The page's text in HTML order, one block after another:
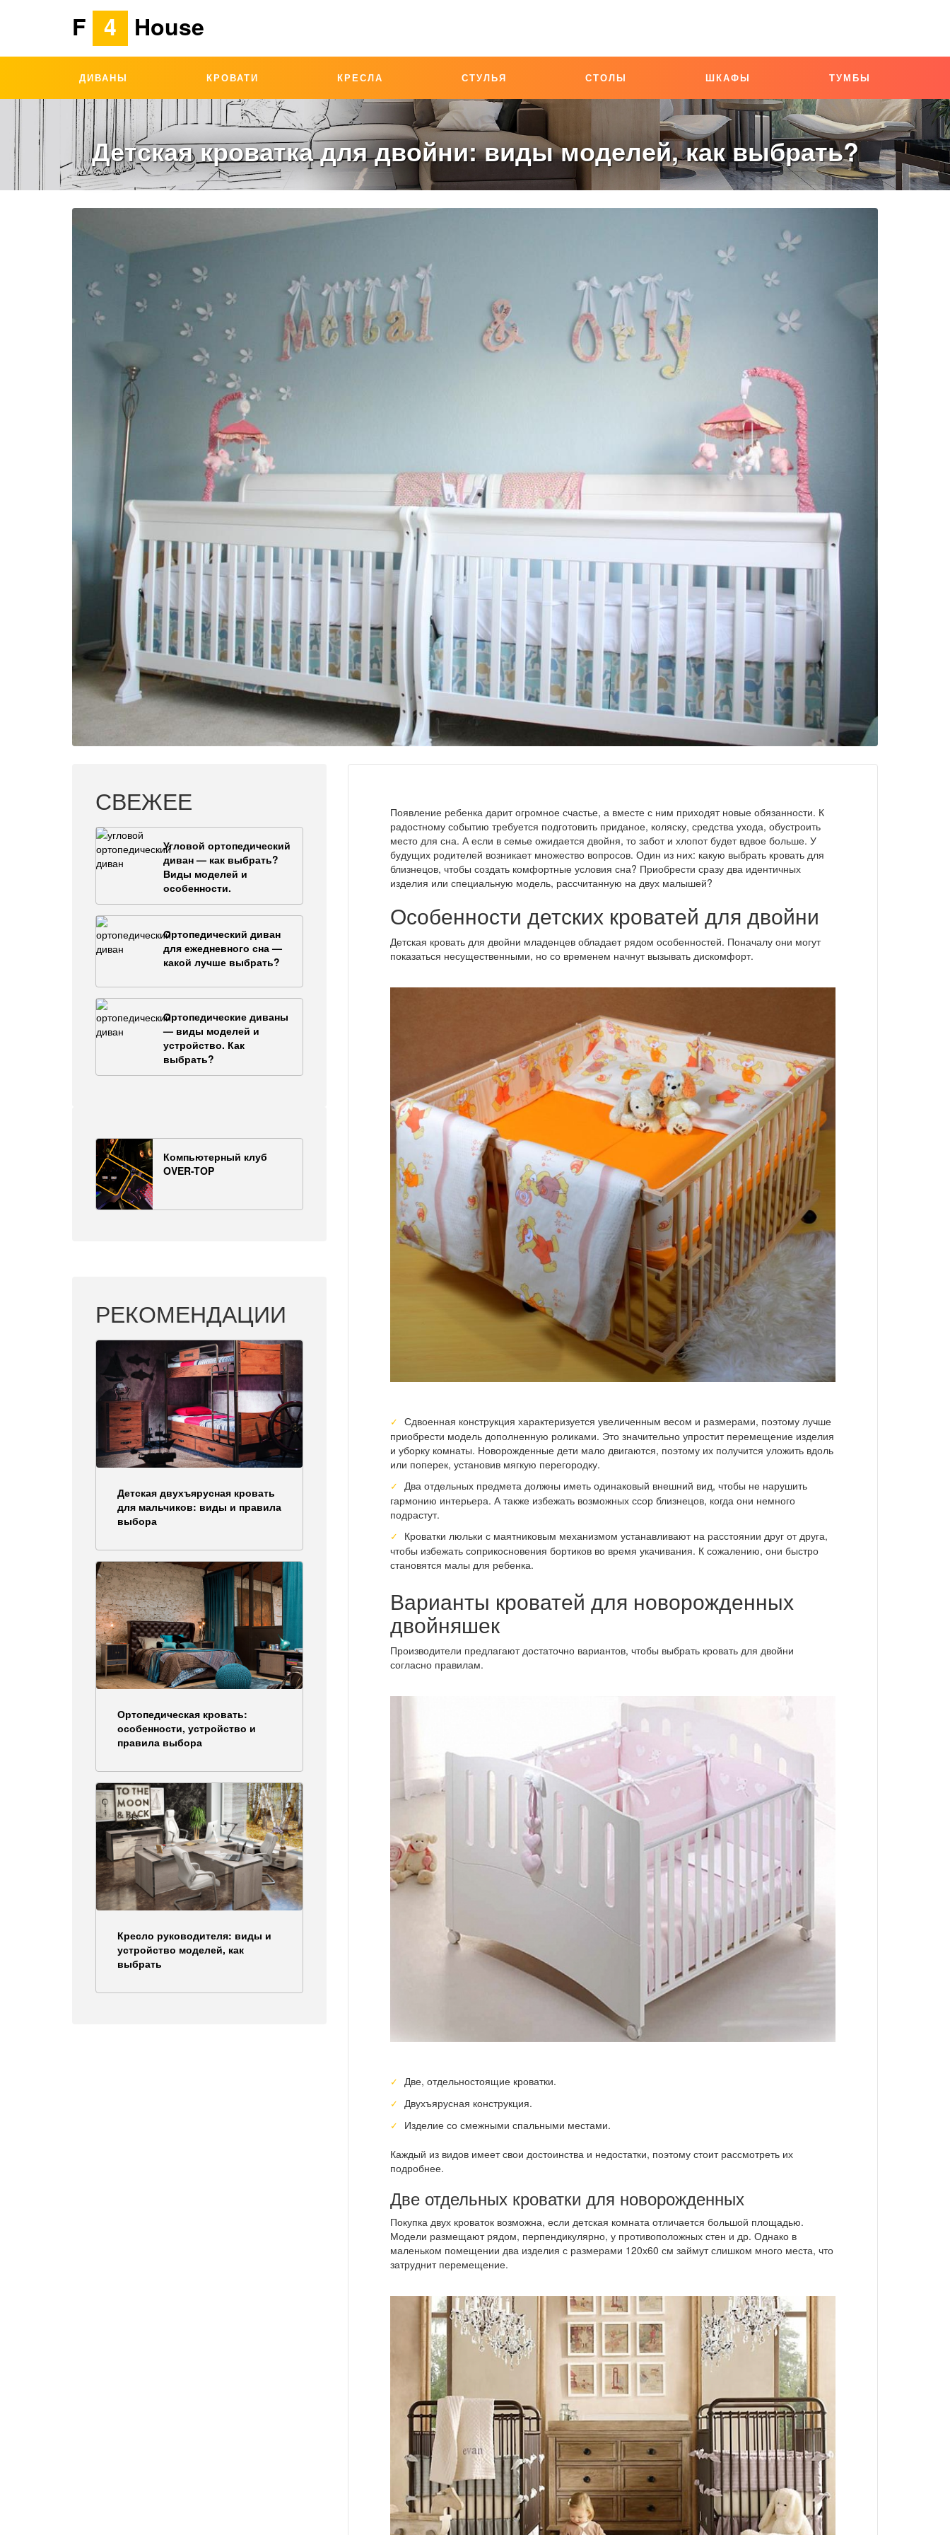
F 4 House
ДИВАНЫ КРОВАТИ КРЕСЛА СТУЛЬЯ СТОЛЫ ШКАФЫ ТУМБЫ
Детская кроватка для двойни: виды моделей, как выбрать?
СВЕЖЕЕ
Угловой ортопедический
диван — как выбрать?
Виды моделей и
особенности.
Ортопедический диван
для ежедневного сна —
какой лучше выбрать?
Ортопедические диваны
— виды моделей и
устройство. Как
выбрать?
Компьютерный клуб
OVER-TOP
РЕКОМЕНДАЦИИ
Детская двухъярусная кровать
для мальчиков: виды и правила
выбора
Ортопедическая кровать:
особенности, устройство и
правила выбора
Кресло руководителя: виды и
устройство моделей, как
выбрать
Появление ребенка дарит огромное счастье, а вместе с ним приходят новые обязанности. К
радостному событию требуется подготовить приданое, коляску, средства ухода, обустроить
место для сна. А если в семье ожидается двойня, то забот и хлопот будет вдвое больше. У
будущих родителей возникает множество вопросов. Один из них: какую выбрать кровать для
близнецов, чтобы создать комфортные условия сна? Приобрести сразу два идентичных
изделия или специальную модель, рассчитанную на двух малышей?
Особенности детских кроватей для двойни
Детская кровать для двойни младенцев обладает рядом особенностей. Поначалу они могут
показаться несущественными, но со временем начнут вызывать дискомфорт.
Сдвоенная конструкция характеризуется увеличенным весом и размерами, поэтому лучше
приобрести модель дополненную роликами. Это значительно упростит перемещение изделия
и уборку комнаты. Новорожденные дети мало двигаются, поэтому их получится уложить вдоль
или поперек, установив мягкую перегородку.
Два отдельных предмета должны иметь одинаковый внешний вид, чтобы не нарушить
гармонию интерьера. А также избежать возможных ссор близнецов, когда они немного
подрастут.
Кроватки люльки с маятниковым механизмом устанавливают на расстоянии друг от друга,
чтобы избежать соприкосновения бортиков во время укачивания. К сожалению, они быстро
становятся малы для ребенка.
Варианты кроватей для новорожденных
двойняшек
Производители предлагают достаточно вариантов, чтобы выбрать кровать для двойни
согласно правилам.
Две, отдельностоящие кроватки.
Двухъярусная конструкция.
Изделие со смежными спальными местами.
Каждый из видов имеет свои достоинства и недостатки, поэтому стоит рассмотреть их
подробнее.
Две отдельных кроватки для новорожденных
Покупка двух кроваток возможна, если детская комната отличается большой площадью.
Модели размещают рядом, перпендикулярно, у противоположных стен и др. Однако в
маленьком помещении два изделия с размерами 120х60 см займут слишком много места, что
затруднит перемещение.